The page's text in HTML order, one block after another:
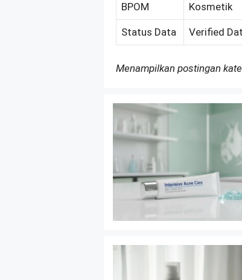
BPOM
Kosmetik
Status Data Verified
Menampilkan postingan